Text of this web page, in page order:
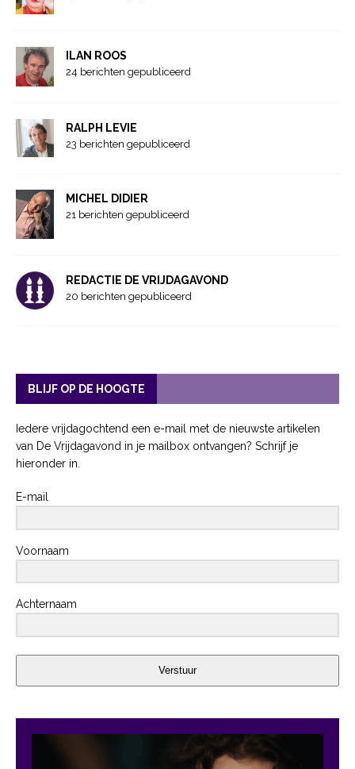
ILAN ROOS
24 berichten gepubliceerd
RALPH LEVIE
23 berichten gepubliceerd
MICHEL DIDIER
21 berichten gepubliceerd
REDACTIE DE VRIJDAGAVOND
20 berichten gepubliceerd
BLIJF OP DE HOOGTE
Iedere vrijdagochtend een e-mail met de nieuwste artikelen
van De Vrijdagavond in je mailbox ontvangen? Schrijf je
hieronder in.
E-mail
Voornaam
Achternaam
Verstuur